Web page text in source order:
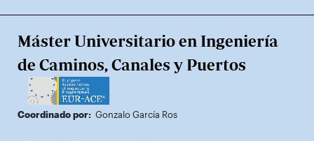
Máster Universitario en Ingeniería
de Caminos, Canales y Puertos
Coordinado por: Gonzalo García Ros